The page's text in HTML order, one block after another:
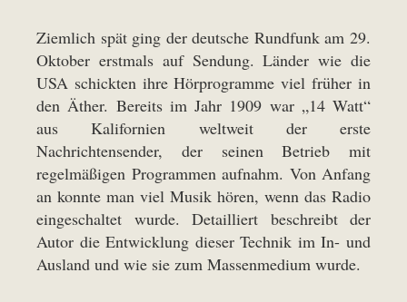
Ziemlich spät ging der deutsche Rundfunk am 29.
Oktober erstmals auf Sendung. Länder wie die
USA schickten ihre Hörprogramme viel früher in
den Äther. Bereits im Jahr 1909 war „14 Watt“
aus Kalifornien weltweit der erste
Nachrichtensender, der seinen Betrieb mit
regelmäßigen Programmen aufnahm. Von Anfang
an konnte man viel Musik hören, wenn das Radio
eingeschaltet wurde. Detailliert beschreibt der
Autor die Entwicklung dieser Technik im In- und
Ausland und wie sie zum Massenmedium wurde.